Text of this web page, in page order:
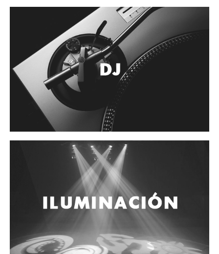
Accesorios
Guitarra Metal
Guitarra Nylon
Guitarra Electrica
Otros instrumentos de Cuerdas